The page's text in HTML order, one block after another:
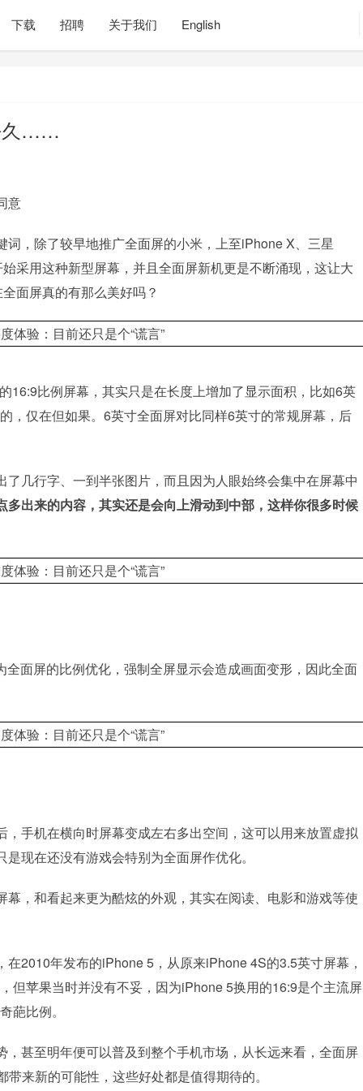
下载 招聘 关于我们 English
久……
意
，除了较早地推广全面屏的小米，上至iPhone X、三星
采用这种新型屏幕，并且全面屏新机更是不断涌现，这让大
面屏真的有那么美好吗？
16:9比例屏幕，其实只是在长度上增加了显示面积，比如6英
，仅在但如果。6英寸全面屏对比同样6英寸的常规屏幕，后
几行字、一到半张图片，而且因为人眼始终会集中在屏幕中
多出来的内容，其实还是会向上滑动到中部，这样你很多时候
面屏的比例优化，强制全屏显示会造成画面变形，因此全面
手机在横向时屏幕变成左右多出空间，这可以用来放置虚拟
现在还没有游戏会特别为全面屏作优化。
，和看起来更为酷炫的外观，其实在阅读、电影和游戏等使
2010年发布的iPhone 5，从原来iPhone 4S的3.5英寸屏幕，
但苹果当时并没有不妥，因为iPhone 5换用的16:9是个主流屏
葩比例。
甚至明年便可以普及到整个手机市场，从长远来看，全面屏
来新的可能性，这些好处都是值得期待的。